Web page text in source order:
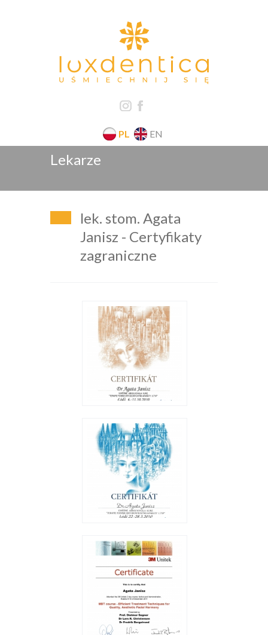
PL EN
Lekarze
lek. stom. Agata
Janisz - Certyfikaty
zagraniczne